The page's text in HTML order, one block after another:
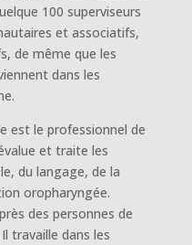
100 superviseurs
et associatifs,
de même que les
dans les
est le professionnel de
et traite les
du langage, de la
oropharyngée.
des personnes de
travaille dans les